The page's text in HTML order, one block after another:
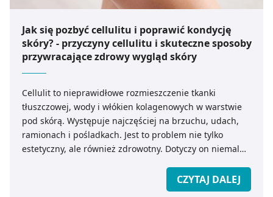
Strony.
Jak się pozbyć cellulitu i poprawić kondycję
skóry? - przyczyny cellulitu i skuteczne sposoby
przywracające zdrowy wygląd skóry
Cellulit to nieprawidłowe rozmieszczenie tkanki
tłuszczowej, wody i włókien kolagenowych w warstwie
pod skórą. Występuje najczęściej na brzuchu, udach,
ramionach i pośladkach. Jest to problem nie tylko
estetyczny, ale również zdrowotny. Dotyczy on niemal
Likwidacja powstałego cellulitu nie jest prosta i wymaga
zarówno zmiany trybu życia oraz nawyków
CZYTAJ DALEJ